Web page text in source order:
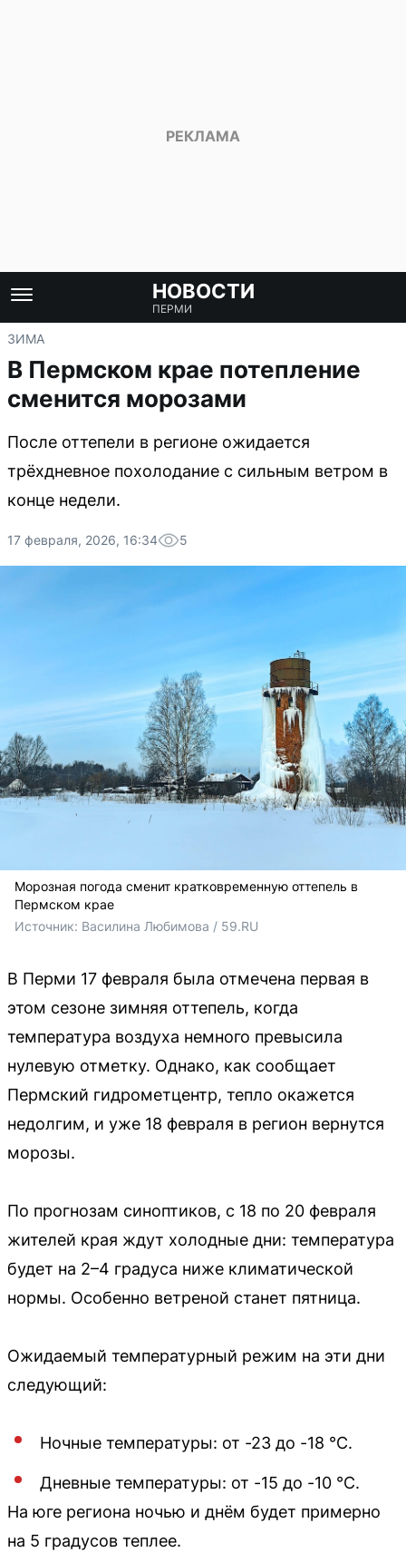
НОВОСТИ
ПЕРМИ
ЗИМА
В Пермском крае потепление
сменится морозами
После оттепели в регионе ожидается
трёхдневное похолодание с сильным ветром в
конце недели.
17 февраля, 2026, 16:34 5
Морозная погода сменит кратковременную оттепель в
Пермском крае
Источник: Василина Любимова / 59.RU
В Перми 17 февраля была отмечена первая в
этом сезоне зимняя оттепель, когда
температура воздуха немного превысила
нулевую отметку. Однако, как сообщает
Пермский гидрометцентр, тепло окажется
недолгим, и уже 18 февраля в регион вернутся
морозы.
По прогнозам синоптиков, с 18 по 20 февраля
жителей края ждут холодные дни: температура
будет на 2–4 градуса ниже климатической
нормы. Особенно ветреной станет пятница.
Ожидаемый температурный режим на эти дни
следующий:
Ночные температуры: от -23 до -18 °С.
Дневные температуры: от -15 до -10 °С.
На юге региона ночью и днём будет примерно
на 5 градусов теплее.